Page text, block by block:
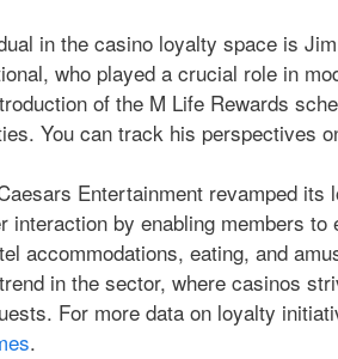
in the casino loyalty space is
who played a crucial role in
of the M Life Rewards
You can track his perspectives
Entertainment revamped its
interaction by enabling members
accommodations, eating, and
in the sector, where casinos
For more data on loyalty
.